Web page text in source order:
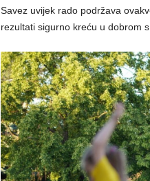
Savez uvijek rado podržava
rezultati sigurno kreću u dobrom